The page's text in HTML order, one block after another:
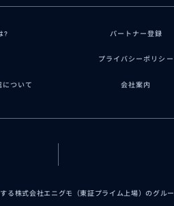
? パートナー登録
プライバシーポリシー
について 会社案内
る株式会社エニグモ（東証プライム上場）のグルー